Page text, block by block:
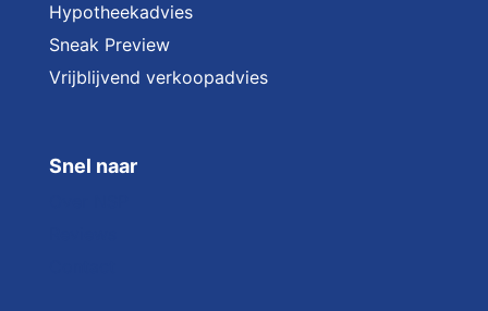
Hypotheekadvies
Sneak Preview
Vrijblijvend verkoopadvies
Snel naar